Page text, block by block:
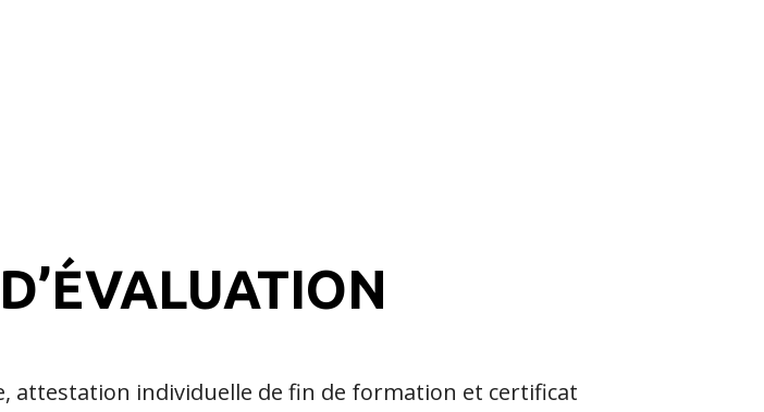
attestation individuelle de fin de formation et certificat